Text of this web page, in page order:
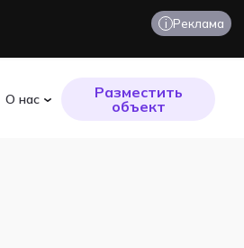
О нас
Разместить
объект
i Реклама